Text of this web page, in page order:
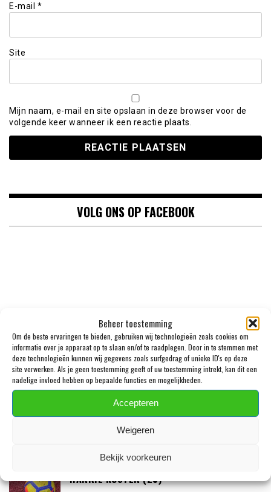
Beheer toestemming
Om de beste ervaringen te bieden, gebruiken wij technologieën zoals cookies om
informatie over je apparaat op te slaan en/of te raadplegen. Door in te stemmen met
deze technologieën kunnen wij gegevens zoals surfgedrag of unieke ID's op deze
site verwerken. Als je geen toestemming geeft of uw toestemming intrekt, kan dit een
nadelige invloed hebben op bepaalde functies en mogelijkheden.
Accepteren
Weigeren
Bekijk voorkeuren
E-mail *
Site
Mijn naam, e-mail en site opslaan in deze browser voor de
volgende keer wanneer ik een reactie plaats.
VOLG ONS OP FACEBOOK
LAATSTE BERICHTEN
JULIAN BRANDT EN TOLU AROKODARE GAAN
DE EREDIVISIE SLOPEN
DONE DEAL: TELSTAR VERSTERKT ZICH MET
HARRIE KUSTER (20)